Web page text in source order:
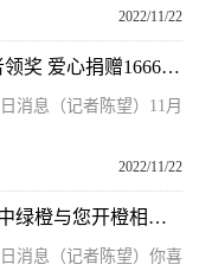
2022/11/22
实时：海南体彩“排列5”330万元中奖者领奖 爱心捐赠16666元助学基金
消息（记者陈望）11月
2022/11/22
天天热头条丨最高可获5000元！“＃琼中绿橙与您开橙相见”小红书话题挑战赛邀您参与
消息（记者陈望）你喜